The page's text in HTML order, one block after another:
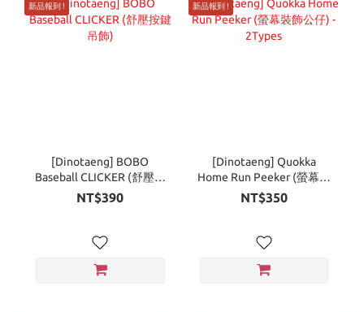
新品報到 !
[Dinotaeng] BOBO
Baseball CLICKER (舒壓按
鍵吊飾)
NT$390
新品報到 !
[Dinotaeng] Quokka
Home Run Peeker (螢幕裝
飾公仔) - 2Types
NT$350